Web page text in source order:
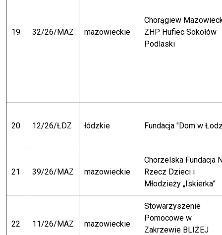
19 32/26/MAZ mazowieckie
Chorągiew
ZHP Hufiec Sokołów
Podlaski
20 12/26/ŁDZ łódzkie Fundacja "Dom w
21 39/26/MAZ mazowieckie
Chorzelska Fundacja
Rzecz Dzieci i
Młodzieży „Iskierka”
22 11/26/MAZ mazowieckie
Stowarzyszenie
Pomocowe w
Zakrzewie BLIŻEJ